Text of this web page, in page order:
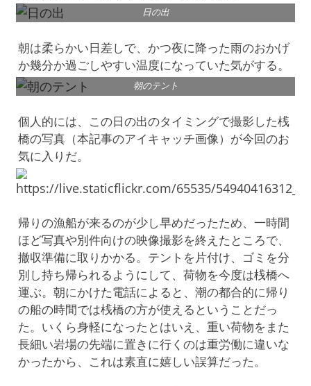
日の出
朝は柔らかい日差しで、かつ夜に降った雨のおかげ
か幾分か過ごしやすい温度になっていた気がする。
朝のテント
個人的には、この日の出のタイミングで撮影した桟
橋の写真（本記事のアイキャッチ画像）が今回のお
気に入りだ。
帰りの漁船が来るのが少し早めだったため、一時間
ほど写真や別件向けの映像撮影を終えたところで、
撤収準備に取りかかる。テントを片付け、ゴミを分
別し持ち帰られるようにして、荷物を今度は桟橋へ
運ぶ。朝にかけた電話によると、潮の都合的に帰り
の船の時間では桟橋の方が使えるということだっ
た。いくら身軽になったとはいえ、重い荷物をまた
長細い岩場の先端に置きに行くのは重労働に違いな
かったから、これは素直に嬉しい誤算だった。